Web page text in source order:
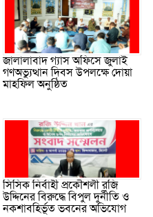
জালালাবাদ গ্যাস অফিসে জুলাই
গণঅভ্যুত্থান দিবস উপলক্ষে দোয়া
মাহফিল অনুষ্ঠিত
সিসিক নির্বাহী প্রকৌশলী রজি
উদ্দিনের বিরুদ্ধে বিপুল দুর্নীতি ও
নকশাবহির্ভূত ভবনের অভিযোগ